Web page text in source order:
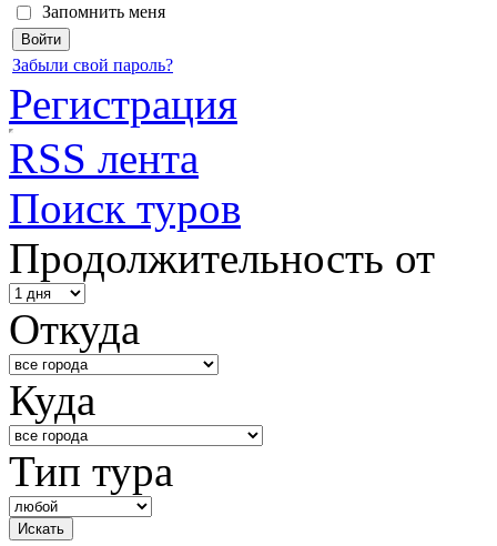
Запомнить меня
Забыли свой пароль?
Регистрация
RSS лента
Поиск туров
Продолжительность от
Откуда
Куда
Тип тура